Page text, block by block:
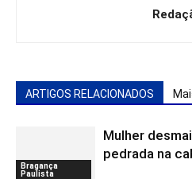
ARTIGOS RELACIONADOS
Bragança
Paulista
Mulher
pedrada na